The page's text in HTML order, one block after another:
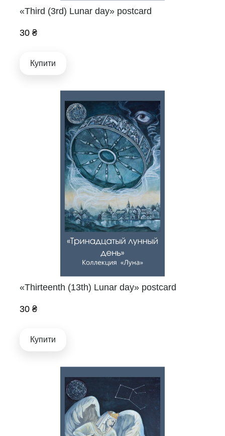
«Third (3rd) Lunar day» postcard
30 ₴
Купити
«Thirteenth (13th) Lunar day» postcard
30 ₴
Купити